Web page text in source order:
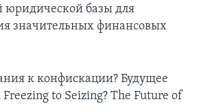
базы для
значительных финансовых
к конфискации? Будущее
to Seizing? The Future of